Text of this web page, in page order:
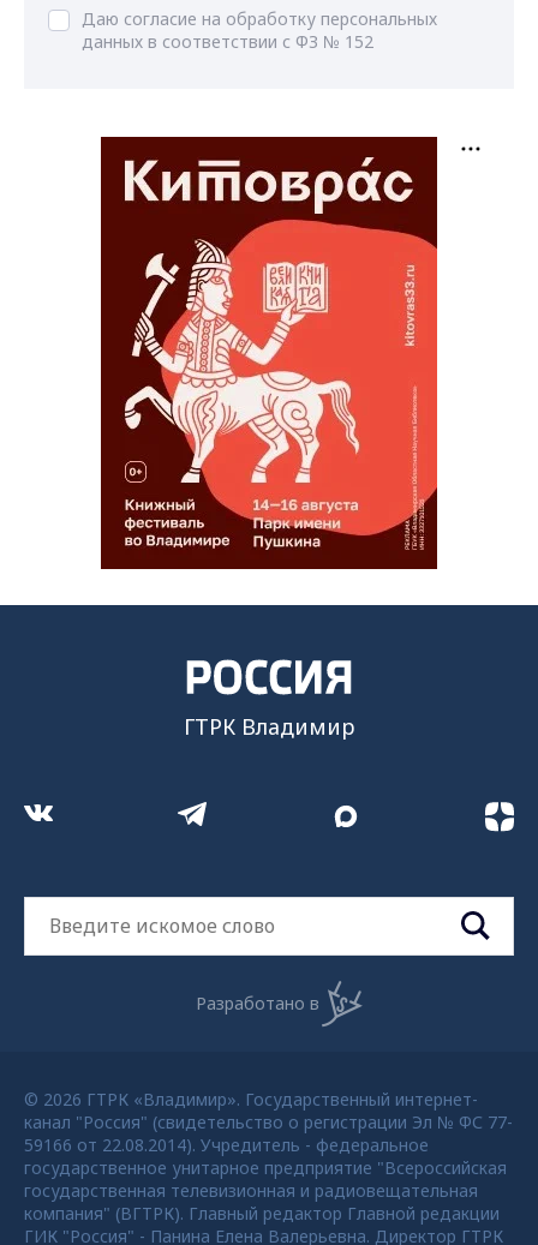
Даю согласие на обработку персональных
данных в соответствии с ФЗ № 152
ГТРК Владимир
Разработано в
© 2026 ГТРК «Владимир». Государственный интернет-
канал "Россия" (свидетельство о регистрации Эл № ФС 77-
59166 от 22.08.2014). Учредитель - федеральное
государственное унитарное предприятие "Всероссийская
государственная телевизионная и радиовещательная
компания" (ВГТРК). Главный редактор Главной редакции
ГИК "Россия" - Панина Елена Валерьевна. Директор ГТРК